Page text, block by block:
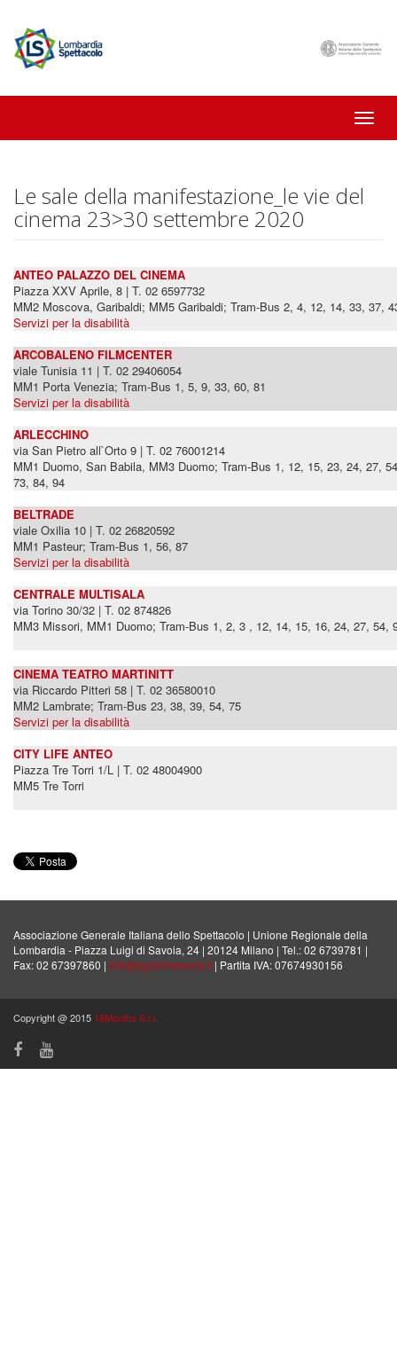
Toggle
Le sale della manifestazione_le vie del
cinema 23>30 settembre 2020
ANTEO PALAZZO DEL CINEMA
Piazza XXV Aprile, 8 | T. 02 6597732
MM2 Moscova, Garibaldi; MM5 Garibaldi; Tram-Bus 2, 4, 12, 14, 33, 37,
Servizi per la disabilità
ARCOBALENO FILMCENTER
viale Tunisia 11 | T. 02 29406054
MM1 Porta Venezia; Tram-Bus 1, 5, 9, 33, 60, 81
Servizi per la disabilità
ARLECCHINO
via San Pietro all`Orto 9 | T. 02 76001214
MM1 Duomo, San Babila, MM3 Duomo; Tram-Bus 1, 12, 15, 23, 24, 27,
73, 84, 94
BELTRADE
viale Oxilia 10 | T. 02 26820592
MM1 Pasteur; Tram-Bus 1, 56, 87
Servizi per la disabilità
CENTRALE MULTISALA
via Torino 30/32 | T. 02 874826
MM3 Missori, MM1 Duomo; Tram-Bus 1, 2, 3 , 12, 14, 15, 16, 24, 27, 54,
CINEMA TEATRO MARTINITT
via Riccardo Pitteri 58 | T. 02 36580010
MM2 Lambrate; Tram-Bus 23, 38, 39, 54, 75
Servizi per la disabilità
CITY LIFE ANTEO
Piazza Tre Torri 1/L | T. 02 48004900
MM5 Tre Torri
Associazione Generale Italiana dello Spettacolo | Unione Regionale della
Lombardia - Piazza Luigi di Savoia, 24 | 20124 Milano | Tel.: 02 6739781 |
Fax: 02 67397860 | info@agislombarda.it | Partita IVA: 07674930156
Copyright @ 2015 18Months S.r.l.